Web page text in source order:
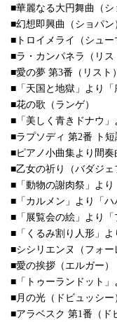
■華麗なる大円舞曲（シ
■幻想即興曲（ショパン
■トロイメライ（シュー
■ラ・カンパネラ（リス
■愛の夢 第3番（リスト）
■「天国と地獄」より「
■花の歌（ランゲ）
■「美しく青きドナウ」
■ラプソディ 第2番 ト短
■ピアノ小曲集より間奏
■乙女の祈り（バダジェ
■「動物の謝肉祭」より
■「カルメン」より「ハ
■「展覧会の絵」より「
■「くるみ割り人形」よ
■シシリエンヌ（フォー
■愛の挨拶（エルガー）
■「トゥーランドット」
■月の光（ドビュッシー
■アラベスク 第1番（ド